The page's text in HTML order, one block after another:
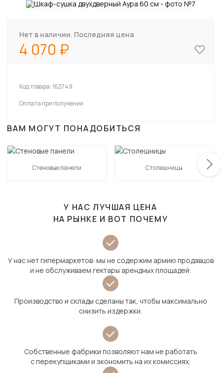
Нет в наличии. Последняя цена
4 070
Код товара:162749
Оплата при получении
ВАМ МОГУТ ПОНАДОБИТЬСЯ
Стеновые панели Столешницы
У НАС ЛУЧШАЯ ЦЕНА
НА РЫНКЕ И ВОТ ПОЧЕМУ
У нас нет гипермаркетов: мы не содержим армию продавцов
и не обслуживаем гектары арендных площадей.
Производство и склады сделаны так, чтобы максимально
снизить издержки.
Собственные фабрики позволяют нам не работать
с перекупщиками и экономить на их комиссиях.